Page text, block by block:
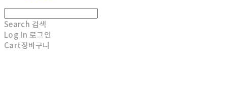
Search 검색
Log In 로그인
Cart장바구니